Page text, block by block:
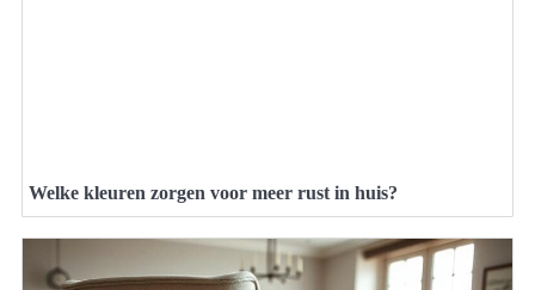
Welke kleuren zorgen voor meer rust in huis?